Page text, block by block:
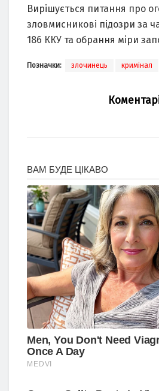
Вирішується питання про
зловмисникові підозри за
186 ККУ та обрання міри
Позначки: злочинець кримінал